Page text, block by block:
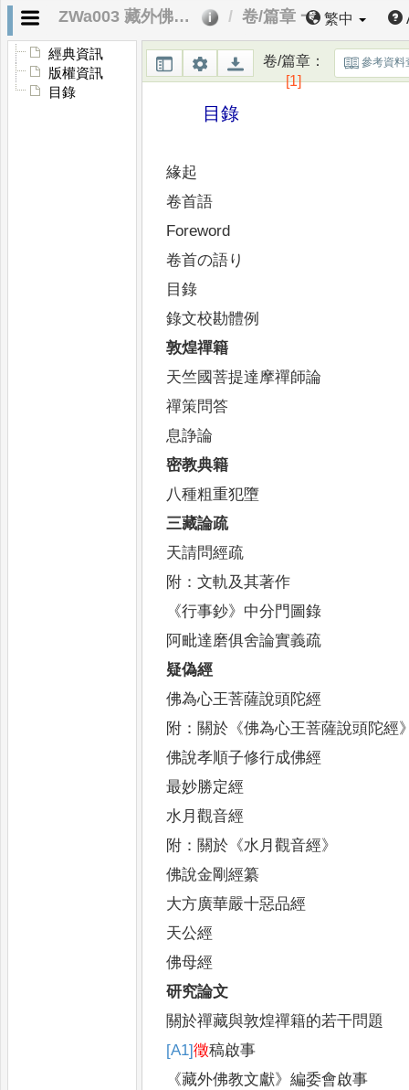
ZWa003 藏外佛教文獻第一輯．目錄 卷/篇章 一 繁中
經典資訊
版權資訊
目錄
卷/篇章：
[1]
參考資料
目錄
緣起
卷首語
Foreword
卷首の語り
目錄
錄文校勘體例
敦煌禪籍
天竺國菩提達摩禪師論
禪策問答
息諍論
密教典籍
八種粗重犯墮
三藏論疏
天請問經疏
附 ：文軌及其著作
《行事鈔》 中分門圖錄
阿毗達磨俱舍論實義疏
疑偽經
佛為心王菩薩說頭陀經
附 ： 關於 《佛為心王菩薩說頭陀經
佛說孝順子修行成佛經
最妙勝定經
水月觀音經
附 ： 關於 《水月觀音經》
佛說金剛經纂
大方廣華嚴十惡品經
天公經
佛母經
研究論文
關於禪藏與敦煌禪籍的若干問題
[A1]徵稿啟事
《藏外佛教文獻》編委會啟事